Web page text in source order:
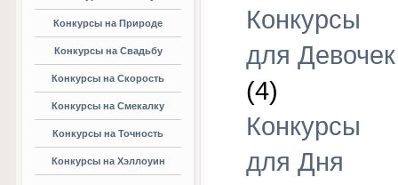
Конкурсы на Природе
Конкурсы на Свадьбу
Конкурсы на Скорость
Конкурсы на Смекалку
Конкурсы на Точность
Конкурсы на Хэллоуин
Конкурсы
для Девочек
(4)
Конкурсы
для Дня